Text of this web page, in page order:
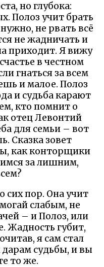
но глубока:
Полоз учит брать
не рвать всё
не жадничать и
приходит. Я вижу
в честном
гнаться за всем
и малое. Полоз
и судьба карают
кто помнит о
отец Левонтий
для семьи – вот
Сказка зовет
как конторщики
за лишним,
сих пор. Она учит
слабым, не
– и Полоз, или
Жадность губит,
я сам стал
судьбы, и вы
то же.